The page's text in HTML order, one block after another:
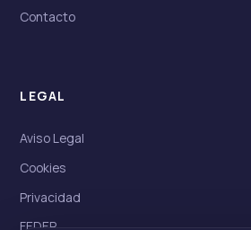
Contacto
LEGAL
Aviso Legal
Cookies
Privacidad
FEDER